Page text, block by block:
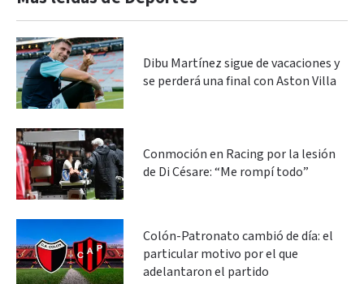
Dibu Martínez sigue de vacaciones y
se perderá una final con Aston Villa
Conmoción en Racing por la lesión
de Di Césare: “Me rompí todo”
Colón-Patronato cambió de día: el
particular motivo por el que
adelantaron el partido